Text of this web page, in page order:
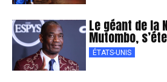
Le géant de la
Mutombo,
ÉTATS-UNIS